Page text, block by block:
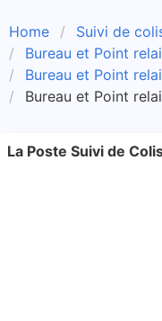
Home Suivi de
Bureau et Point
Bureau et Point
Bureau et Point
La Poste Suivi de